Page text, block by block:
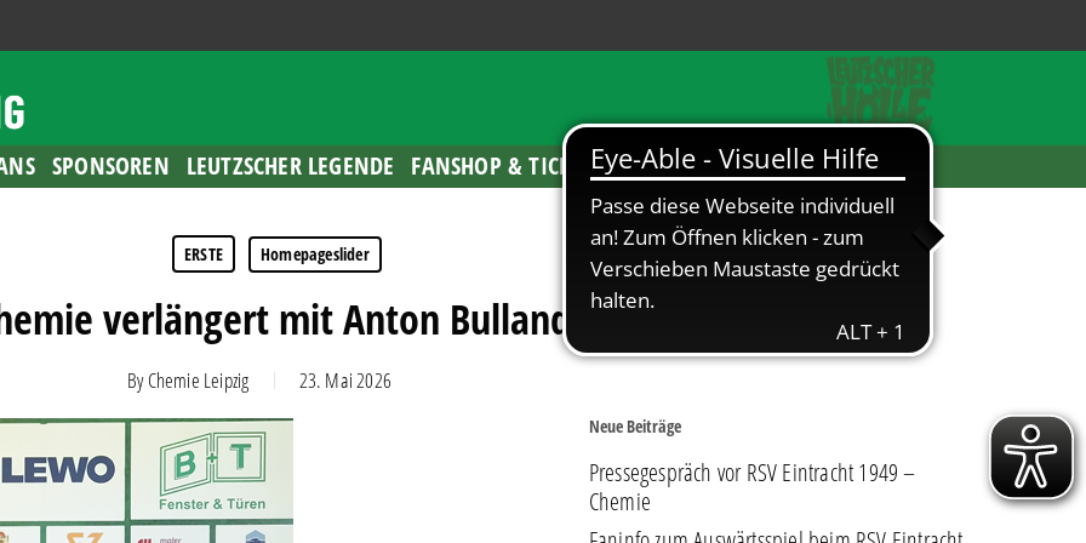
SPONSOREN LEUTZSCHER LEGENDE FANSHOP & TICKETS
ERSTE Homepageslider
verlängert mit Anton Bulland
ByChemie Leipzig 23. Mai 2026
Neue Beiträge
Pressegespräch vor RSV Eintracht 1949 –
Chemie